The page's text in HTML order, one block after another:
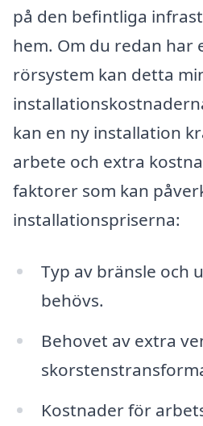
på den befintliga
hem. Om du redan har
rörsystem kan detta
kan en ny installation
arbete och extra
faktorer som kan
installationspriserna:
Typ av bränsle och
behövs.
Behovet av extra
Kostnader för